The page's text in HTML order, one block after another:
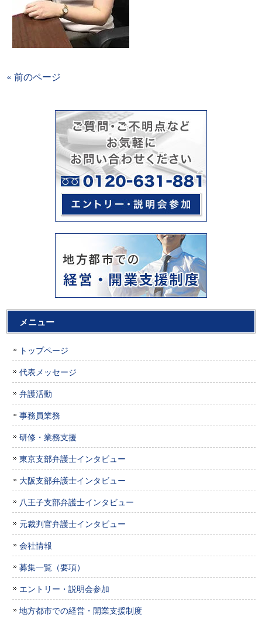
« 前のページ
メニュー
トップページ
代表メッセージ
弁護活動
事務員業務
研修・業務支援
東京支部弁護士インタビュー
大阪支部弁護士インタビュー
八王子支部弁護士インタビュー
元裁判官弁護士インタビュー
会社情報
募集一覧（要項）
エントリー・説明会参加
地方都市での経営・開業支援制度